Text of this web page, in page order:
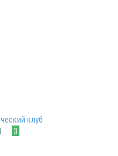
клуб
3